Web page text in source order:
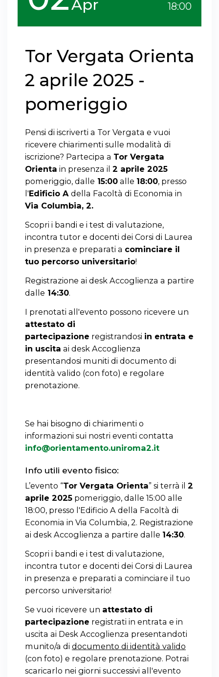
Apr
18:00
Tor Vergata Orienta
2 aprile 2025 -
pomeriggio
Pensi di iscriverti a Tor Vergata e vuoi
ricevere chiarimenti sulle modalità di
iscrizione? Partecipa a Tor Vergata
Orienta in presenza il 2 aprile 2025
pomeriggio, dalle 15:00 alle 18:00, presso
l'Edificio A della Facoltà di Economia in
Via Columbia, 2.
Scopri i bandi e i test di valutazione,
incontra tutor e docenti dei Corsi di Laurea
in presenza e preparati a cominciare il
tuo percorso universitario!
Registrazione ai desk Accoglienza a partire
dalle 14:30.
I prenotati all'evento possono ricevere un
attestato di
partecipazione registrandosi in entrata e
in uscita ai desk Accoglienza
presentandosi muniti di documento di
identità valido (con foto) e regolare
prenotazione.
Se hai bisogno di chiarimenti o
informazioni sui nostri eventi contatta
info@orientamento.uniroma2.it
Info utili evento fisico:
L’evento “Tor Vergata Orienta” si terrà il 2
aprile 2025 pomeriggio, dalle 15:00 alle
18:00, presso l'Edificio A della Facoltà di
Economia in Via Columbia, 2. Registrazione
ai desk Accoglienza a partire dalle 14:30.
Scopri i bandi e i test di valutazione,
incontra tutor e docenti dei Corsi di Laurea
in presenza e preparati a cominciare il tuo
percorso universitario!
Se vuoi ricevere un attestato di
partecipazione registrati in entrata e in
uscita ai Desk Accoglienza presentandoti
munito/a di documento di identità valido
(con foto) e regolare prenotazione. Potrai
scaricarlo nei giorni successivi all'evento